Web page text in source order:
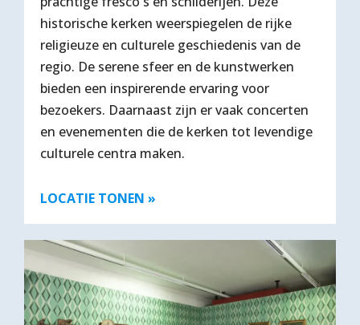
historische kerken weerspiegelen de rijke
religieuze en culturele geschiedenis van de
regio. De serene sfeer en de kunstwerken
bieden een inspirerende ervaring voor
bezoekers. Daarnaast zijn er vaak concerten
en evenementen die de kerken tot levendige
culturele centra maken.
LOCATIE TONEN »